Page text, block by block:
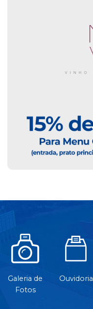
Galeria de
Fotos
Ouvidoria